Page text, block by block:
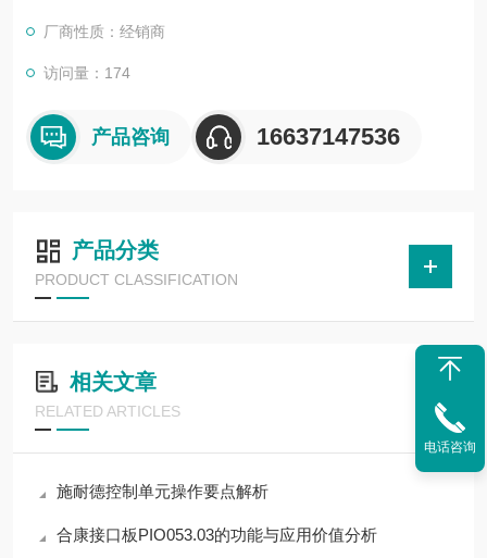
厂商性质：经销商
访问量：174
产品咨询 16637147536
产品分类
PRODUCT CLASSIFICATION
相关文章
RELATED ARTICLES
施耐德控制单元操作要点解析
合康接口板PIO053.03的功能与应用价值分析
电话咨询